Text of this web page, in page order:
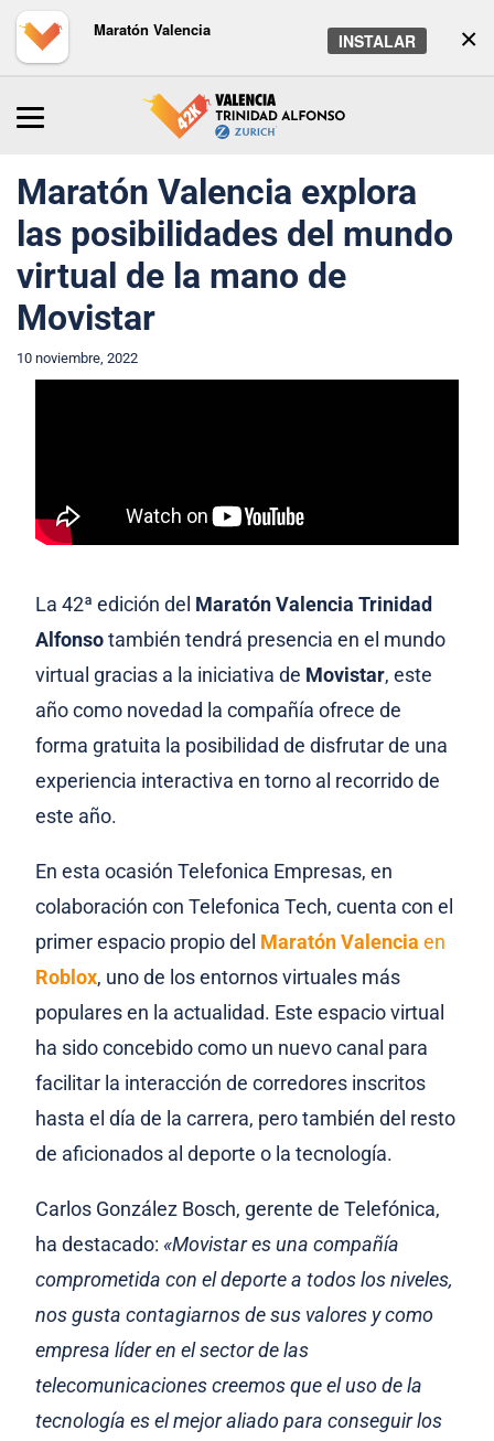
×
Maratón Valencia
INSTALAR
Noticias
Maratón Valencia explora
las posibilidades del mundo
virtual de la mano de
Movistar
10 noviembre, 2022
La 42ª edición del Maratón Valencia Trinidad
Alfonsotambién tendrá presencia en el mundo
virtual gracias a la iniciativa de Movistar, este
año como novedad la compañía ofrece de
forma gratuita la posibilidad de disfrutar de una
experiencia interactiva en torno al recorrido de
este año.
En esta ocasión Telefonica Empresas, en
colaboración con Telefonica Tech, cuenta con el
primer espacio propio del Maratón Valencia en
Roblox, uno de los entornos virtuales más
populares en la actualidad. Este espacio virtual
ha sido concebido como un nuevo canal para
facilitar la interacción de corredores inscritos
hasta el día de la carrera, pero también del resto
de aficionados al deporte o la tecnología.
Carlos González Bosch, gerente de Telefónica,
ha destacado:«Movistar es una compañía
comprometida con el deporte a todos los niveles,
nos gusta contagiarnos de sus valores y como
empresa líder en el sector de las
telecomunicaciones creemos que el uso de la
tecnología es el mejor aliado para conseguir los